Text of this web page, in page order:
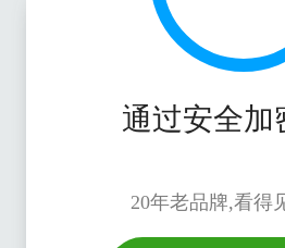
通过安全加
20年老品牌,看得